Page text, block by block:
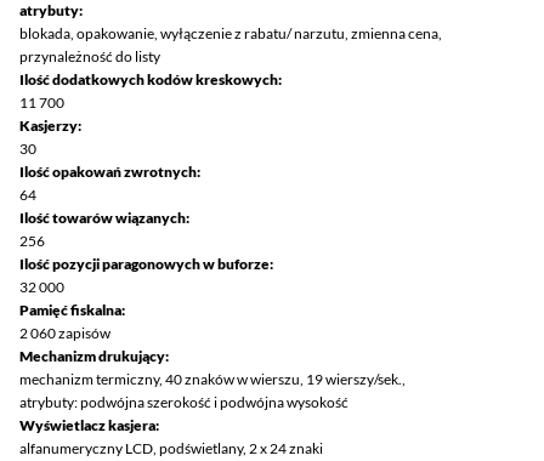
atrybuty:
blokada, opakowanie, wyłączenie z rabatu/ narzutu, zmienna cena,
przynależność do listy
Ilość dodatkowych kodów kreskowych:
11 700
Kasjerzy:
30
Ilość opakowań zwrotnych:
64
Ilość towarów wiązanych:
256
Ilość pozycji paragonowych w buforze:
32 000
Pamięć fiskalna:
2 060 zapisów
Mechanizm drukujący:
mechanizm termiczny, 40 znaków w wierszu, 19 wierszy/sek.,
atrybuty: podwójna szerokość i podwójna wysokość
Wyświetlacz kasjera:
alfanumeryczny LCD, podświetlany, 2 x 24 znaki